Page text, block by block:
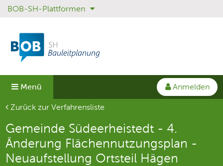
Sprungmenü
Direkt
Hauptnavigation
springen
Direkt
Inhalt
springen
BOB-SH-Plattformen
Menü
Anmelden
Aktuelle Seite
Zurück zur Verfahrensliste
Gemeinde Südeerheistedt - 4.
Änderung Flächennutzungsplan -
Neuaufstellung Ortsteil Hägen